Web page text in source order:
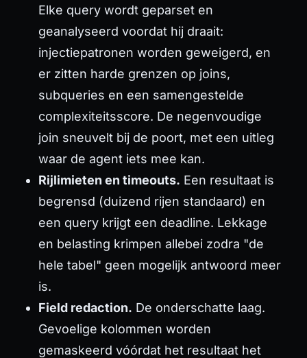
Elke query wordt geparset en
geanalyseerd voordat hij draait:
injectiepatronen worden geweigerd, en
er zitten harde grenzen op joins,
subqueries en een samengestelde
complexiteitsscore. De negenvoudige
join sneuvelt bij de poort, met een uitleg
waar de agent iets mee kan.
Rijlimieten en timeouts. Een resultaat is
begrensd (duizend rijen standaard) en
een query krijgt een deadline. Lekkage
en belasting krimpen allebei zodra "de
hele tabel" geen mogelijk antwoord meer
is.
Field redaction. De onderschatte laag.
Gevoelige kolommen worden
gemaskeerd vóórdat het resultaat het